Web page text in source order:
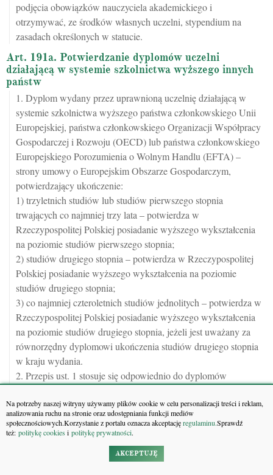
Na potrzeby naszej witryny używamy plików cookie w celu personalizacji treści i reklam,
analizowania ruchu na stronie oraz udostępniania funkcji mediów
społecznościowych.Korzystanie z portalu oznacza akceptacjęregulaminu.Sprawdź
też: politykę cookiesi politykę prywatności.
AKCEPTUJĘ
podjęcia obowiązków nauczyciela akademickiego i
otrzymywać, ze środków własnych uczelni, stypendium na
zasadach określonych w statucie.
Art. 191a. Potwierdzanie dyplomów uczelni
działającą w systemie szkolnictwa wyższego innych
państw
1. Dyplom wydany przez uprawnioną uczelnię działającą w
systemie szkolnictwa wyższego państwa członkowskiego Unii
Europejskiej, państwa członkowskiego Organizacji Współpracy
Gospodarczej i Rozwoju (OECD) lub państwa członkowskiego
Europejskiego Porozumienia o Wolnym Handlu (EFTA) –
strony umowy o Europejskim Obszarze Gospodarczym,
potwierdzający ukończenie:
1) trzyletnich studiów lub studiów pierwszego stopnia
trwających co najmniej trzy lata – potwierdza w
Rzeczypospolitej Polskiej posiadanie wyższego wykształcenia
na poziomie studiów pierwszego stopnia;
2) studiów drugiego stopnia – potwierdza w Rzeczypospolitej
Polskiej posiadanie wyższego wykształcenia na poziomie
studiów drugiego stopnia;
3) co najmniej czteroletnich studiów jednolitych – potwierdza w
Rzeczypospolitej Polskiej posiadanie wyższego wykształcenia
na poziomie studiów drugiego stopnia, jeżeli jest uważany za
równorzędny dyplomowi ukończenia studiów drugiego stopnia
w kraju wydania.
2. Przepis ust. 1 stosuje się odpowiednio do dyplomów
wspólnie przez uczelnie działające w systemach szkolnictwa
wyższego państw członkowskich Unii Europejskiej, państw
członkowskich Organizacji Współpracy Gospodarczej i
Rozwoju (OECD) lub państw członkowskich Europejskiego
Porozumienia o Wolnym Handlu (EFTA) – stron umowy o